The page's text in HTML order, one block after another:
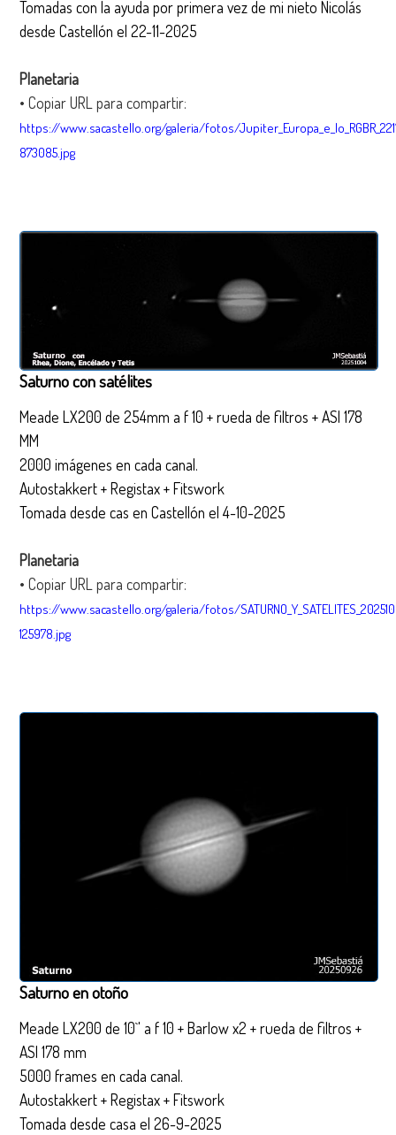
Tomadas con la ayuda por primera vez de mi nieto Nicolás
desde Castellón el 22-11-2025
Planetaria
• Copiar URL para compartir:
https://www.sacastello.org/galeria/fotos/
873085.jpg
Saturno con satélites
Meade LX200 de 254mm a f 10 + rueda de filtros + ASI 178
MM
2000 imágenes en cada canal.
Autostakkert + Registax + Fitswork
Tomada desde cas en Castellón el 4-10-2025
Planetaria
• Copiar URL para compartir:
https://www.sacastello.org/galeria/fotos/
125978.jpg
Saturno en otoño
Meade LX200 de 10`' a f 10 + Barlow x2 + rueda de filtros +
ASI 178 mm
5000 frames en cada canal.
Autostakkert + Registax + Fitswork
Tomada desde casa el 26-9-2025